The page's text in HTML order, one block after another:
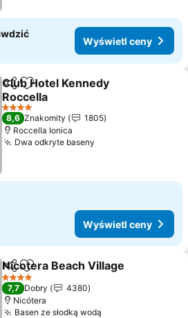
Wyświetl ceny
Udostępnij
Dodaj do ulubionych
Club Hotel Kennedy
Roccella
4 Kategoria
8,6 Znakomity
1805
Roccella Ionica
Dwa odkryte baseny
Wyświetl ceny
Udostępnij
Dodaj do ulubionych
Nicotera Beach Village
4 Kategoria
7,7 Dobry
4380
Nicótera
Basen ze słodką wodą